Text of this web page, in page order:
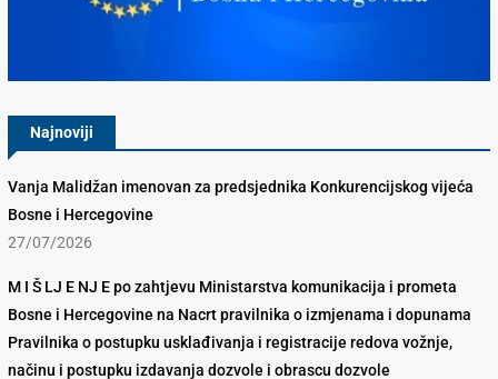
Najnoviji
Vanja Malidžan imenovan za predsjednika Konkurencijskog vijeća
Bosne i Hercegovine
27/07/2026
M I Š LJ E NJ E po zahtjevu Ministarstva komunikacija i prometa
Bosne i Hercegovine na Nacrt pravilnika o izmjenama i dopunama
Pravilnika o postupku usklađivanja i registracije redova vožnje,
načinu i postupku izdavanja dozvole i obrascu dozvole